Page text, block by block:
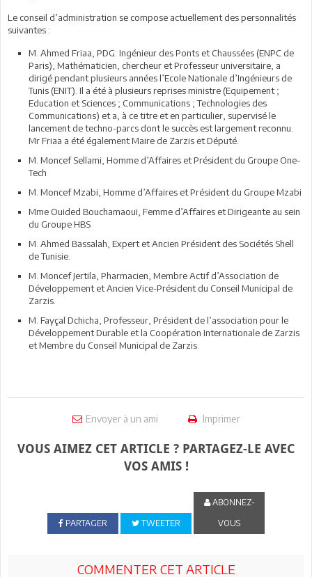
Le conseil d’administration se compose actuellement des personnalités
suivantes :
M. Ahmed Friaa, PDG: Ingénieur des Ponts et Chaussées (ENPC de
Paris), Mathématicien, chercheur et Professeur universitaire, a
dirigé pendant plusieurs années l’Ecole Nationale d’Ingénieurs de
Tunis (ENIT). Il a été à plusieurs reprises ministre (Equipement ;
Education et Sciences ; Communications ; Technologies des
Communications) et a, à ce titre et en particulier, supervisé le
lancement de techno-parcs dont le succès est largement reconnu.
Mr Friaa a été également Maire de Zarzis et Député.
M. Moncef Sellami, Homme d’Affaires et Président du Groupe One-
Tech
M. Moncef Mzabi, Homme d’Affaires et Président du Groupe Mzabi
Mme Ouided Bouchamaoui, Femme d’Affaires et Dirigeante au sein
du Groupe HBS
M. Ahmed Bassalah, Expert et Ancien Président des Sociétés Shell
de Tunisie.
M. Moncef Jertila, Pharmacien, Membre Actif d’Association de
Développement et Ancien Vice-Président du Conseil Municipal de
Zarzis.
M. Fayçal Dchicha, Professeur, Président de l’association pour le
Développement Durable et la Coopération Internationale de Zarzis
et Membre du Conseil Municipal de Zarzis.
Envoyer à un ami Imprimer
VOUS AIMEZ CET ARTICLE ? PARTAGEZ-LE AVEC
VOS AMIS !
PARTAGER TWEETER
ABONNEZ-
VOUS
COMMENTER CET ARTICLE